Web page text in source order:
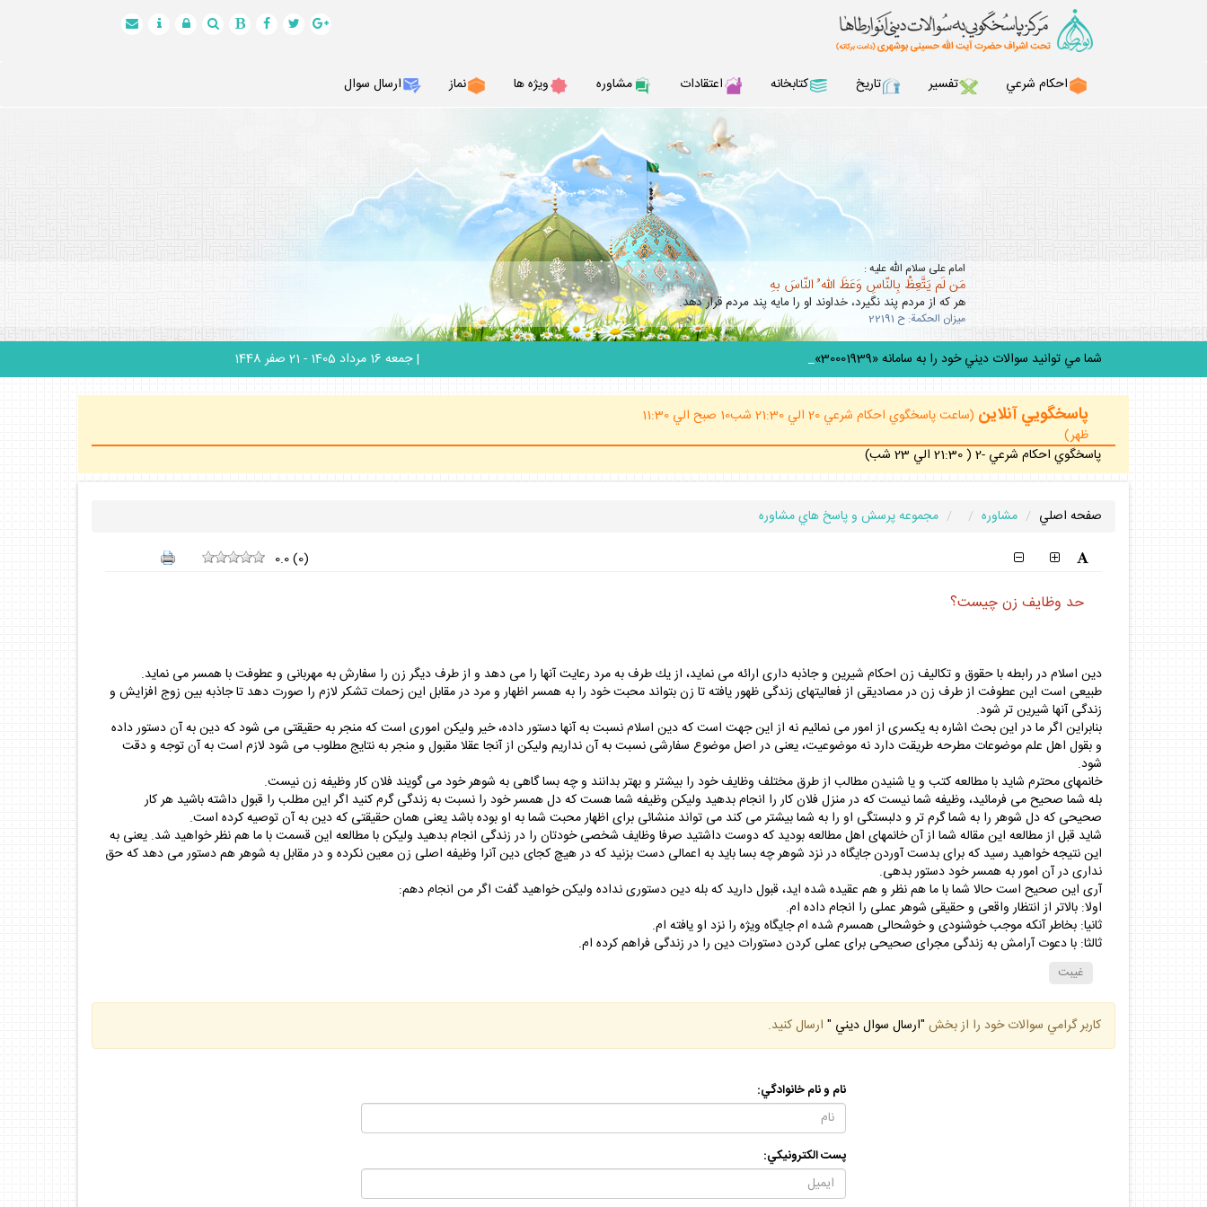
احكام شرعي تفسير تاريخ كتابخانه اعتقادات مشاوره ويژه ها نماز ارسال سوال
امام على سلام الله عليه :
مَن لَم يَتَّعِظْ بِالنّاسِ وَعَظَ اللّه ُ النّاسَ بهِ
هر كه از مردم پند نگيرد، خداوند او را مايه پند مردم قرار دهد.
ميزان الحكمة: ح 22191
شما مي توانيد سوالات ديني خود را به سامانه «30001939» پيامك | جمعه 16 مرداد 1405 - 21 صفر 1448
پاسخگويي آنلاين
(ساعت پاسخگوي احكام شرعي 20 الي 21:30 شب10 صبح الي 11:30
ظهر)
پاسخگوي احكام شرعي -2 ( 21:30 الي 23 شب)
صفحه اصلي مشاوره
مجموعه پرسش و پاسخ هاي مشاوره
0.0(0)
حد وظايف زن چيست؟
دين اسلام در رابطه با حقوق و تكاليف زن احكام شيرين و جاذبه دارى ارائه مى نمايد، از يك طرف به مرد رعايت آنها را مى دهد و از طرف ديگر زن را سفارش به مهربانى و عطوفت با همسر مى نمايد.
طبيعى است اين عطوفت از طرف زن در مصاديقى از فعاليتهاى زندگى ظهور يافته تا زن بتواند محبت خود را به همسر اظهار و مرد در مقابل اين زحمات تشكر لازم را صورت دهد تا جاذبه بين زوج افزايش و
زندگى آنها شيرين تر شود.
بنابراين اگر ما در اين بحث اشاره به يكسرى از امور مى نمائيم نه از اين جهت است كه دين اسلام نسبت به آنها دستور داده، خير وليكن امورى است كه منجر به حقيقتى مى شود كه دين به آن دستور داده
و بقول اهل علم موضوعات مطرحه طريقت دارد نه موضوعيت، يعنى در اصل موضوع سفارشى نسبت به آن نداريم وليكن از آنجا عقلا مقبول و منجر به نتايج مطلوب مى شود لازم است به آن توجه و دقت
شود.
خانمهاى محترم شايد با مطالعه كتب و يا شنيدن مطالب از طرق مختلف وظايف خود را بيشتر و بهتر بدانند و چه بسا گاهى به شوهر خود مى گويند فلان كار وظيفه زن نيست.
بله شما صحيح مى فرمائيد، وظيفه شما نيست كه در منزل فلان كار را انجام بدهيد وليكن وظيفه شما هست كه دل همسر خود را نسبت به زندگى گرم كنيد اگر اين مطلب را قبول داشته باشيد هر كار
صحيحى كه دل شوهر را به شما گرم تر و دلبستگى او را به شما بيشتر مى كند مى تواند منشائى براى اظهار محبت شما به او بوده باشد يعنى همان حقيقتى كه دين به آن توصيه كرده است.
شايد قبل از مطالعه اين مقاله شما از آن خانمهاى اهل مطالعه بوديد كه دوست داشتيد صرفا وظايف شخصى خودتان را در زندگى انجام بدهيد وليكن با مطالعه اين قسمت با ما هم نظر خواهيد شد. يعنى به
اين نتيجه خواهيد رسيد كه براى بدست آوردن جايگاه در نزد شوهر چه بسا بايد به اعمالى دست بزنيد كه در هيچ كجاى دين آنرا وظيفه اصلى زن معين نكرده و در مقابل به شوهر هم دستور مى دهد كه حق
ندارى در آن امور به همسر خود دستور بدهى.
آرى اين صحيح است حالا شما با ما هم نظر و هم عقيده شده ايد، قبول داريد كه بله دين دستورى نداده وليكن خواهيد گفت اگر من انجام دهم:
اولا: بالاتر از انتظار واقعى و حقيقى شوهر عملى را انجام داده ام.
ثانيا: بخاطر آنكه موجب خوشنودى و خوشحالى همسرم شده ام جايگاه ويژه را نزد او يافته ام.
ثالثا: با دعوت آرامش به زندگى مجراى صحيحى براى عملى كردن دستورات دين را در زندگى فراهم كرده ام.
غيبت
كاربر گرامي سوالات خود را از بخش "ارسال سوال ديني " ارسال كنيد.
نام و نام خانوادگي:
پست الكترونيكي: